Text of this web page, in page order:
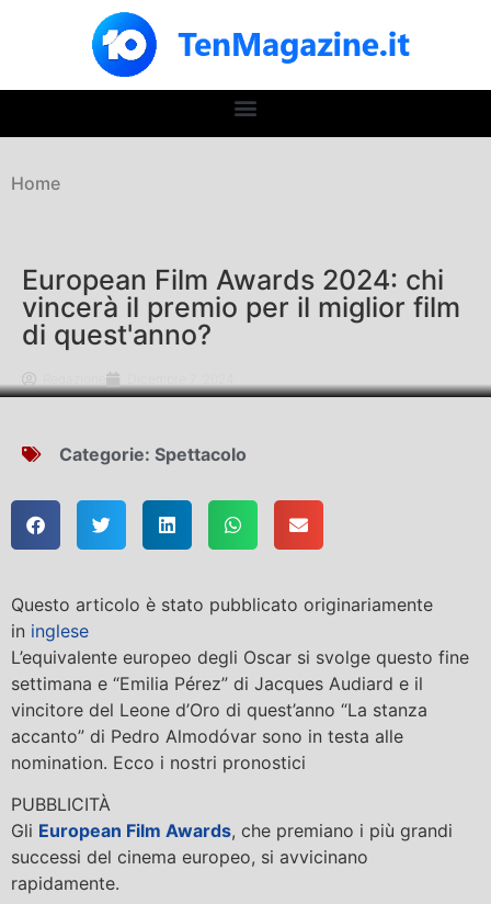
Home
European Film Awards 2024: chi
vincerà il premio per il miglior film
di quest'anno?
Categorie: Spettacolo
Questo articolo è stato pubblicato originariamente
in inglese
L’equivalente europeo degli Oscar si svolge questo fine
settimana e “Emilia Pérez” di Jacques Audiard e il
vincitore del Leone d’Oro di quest’anno “La stanza
accanto” di Pedro Almodóvar sono in testa alle
nomination. Ecco i nostri pronostici
PUBBLICITÀ
Gli European Film Awards, che premiano i più grandi
successi del cinema europeo, si avvicinano
rapidamente.